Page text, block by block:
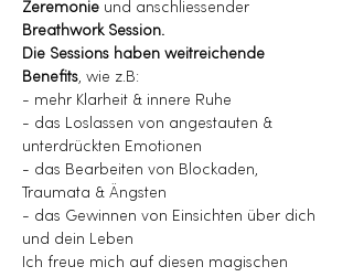
Zeremonie und anschliessender
Breathwork Session.
Die Sessions haben weitreichende
Benefits, wie z.B:
- mehr Klarheit & innere Ruhe
- das Loslassen von angestauten &
unterdrückten Emotionen
- das Bearbeiten von Blockaden,
Traumata & Ängsten
- das Gewinnen von Einsichten über dich
und dein Leben
Ich freue mich auf diesen magischen